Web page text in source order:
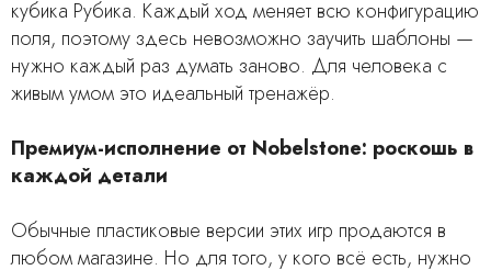
кубика Рубика. Каждый ход меняет всю конфигурацию
поля, поэтому здесь невозможно заучить шаблоны —
нужно каждый раз думать заново. Для человека с
живым умом это идеальный тренажёр.
Премиум-исполнение от Nobelstone: роскошь в
каждой детали
Обычные пластиковые версии этих игр продаются в
любом магазине. Но для того, у кого всё есть, нужно